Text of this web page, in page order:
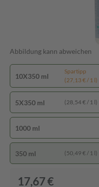
Abbildung kann abweichen
10X350 ml
Spartipp
(27,13 € / 1 l)
5X350 ml (28,54 € / 1 l)
1000 ml
350 ml (50,49 € / 1 l)
17,67 €